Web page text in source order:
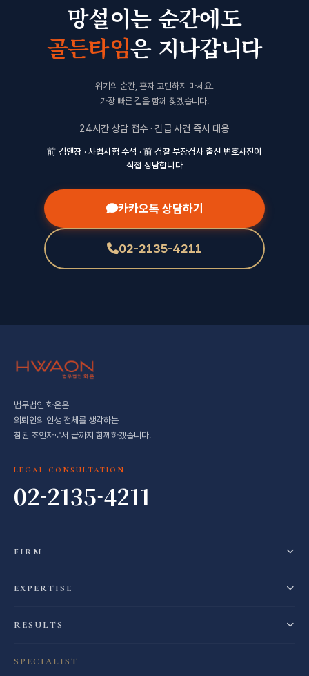
망설이는 순간에도
골든타임은 지나갑니다
위기의 순간, 혼자 고민하지 마세요.
가장 빠른 길을 함께 찾겠습니다.
24시간 상담 접수 · 긴급 사건 즉시 대응
前 김앤장 · 사법시험 수석 · 前 검찰 부장검사 출신 변호사진이
직접 상담합니다
카카오톡 상담하기
02-2135-4211
법무법인 화온은
의뢰인의 인생 전체를 생각하는
참된 조언자로서 끝까지 함께하겠습니다.
LEGAL CONSULTATION
02-2135-4211
FIRM
EXPERTISE
RESULTS
SPECIALIST